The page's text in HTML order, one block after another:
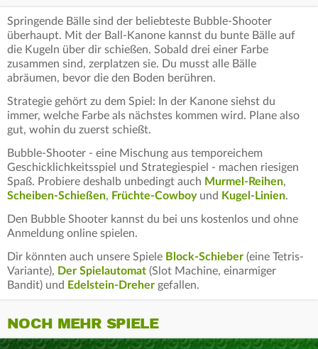
Springende Bälle sind der beliebteste Bubble-Shooter
überhaupt. Mit der Ball-Kanone kannst du bunte Bälle auf
die Kugeln über dir schießen. Sobald drei einer Farbe
zusammen sind, zerplatzen sie. Du musst alle Bälle
abräumen, bevor die den Boden berühren.
Strategie gehört zu dem Spiel: In der Kanone siehst du
immer, welche Farbe als nächstes kommen wird. Plane also
gut, wohin du zuerst schießt.
Bubble-Shooter - eine Mischung aus temporeichem
Geschicklichkeitsspiel und Strategiespiel - machen riesigen
Spaß. Probiere deshalb unbedingt auch Murmel-Reihen,
Scheiben-Schießen, Früchte-Cowboyund Kugel-Linien.
Den Bubble Shooter kannst du bei uns kostenlos und ohne
Anmeldung online spielen.
Dir könnten auch unsere Spiele Block-Schieber (eine Tetris-
Variante), Der Spielautomat (Slot Machine, einarmiger
Bandit) und Edelstein-Dreher gefallen.
NOCH MEHR SPIELE